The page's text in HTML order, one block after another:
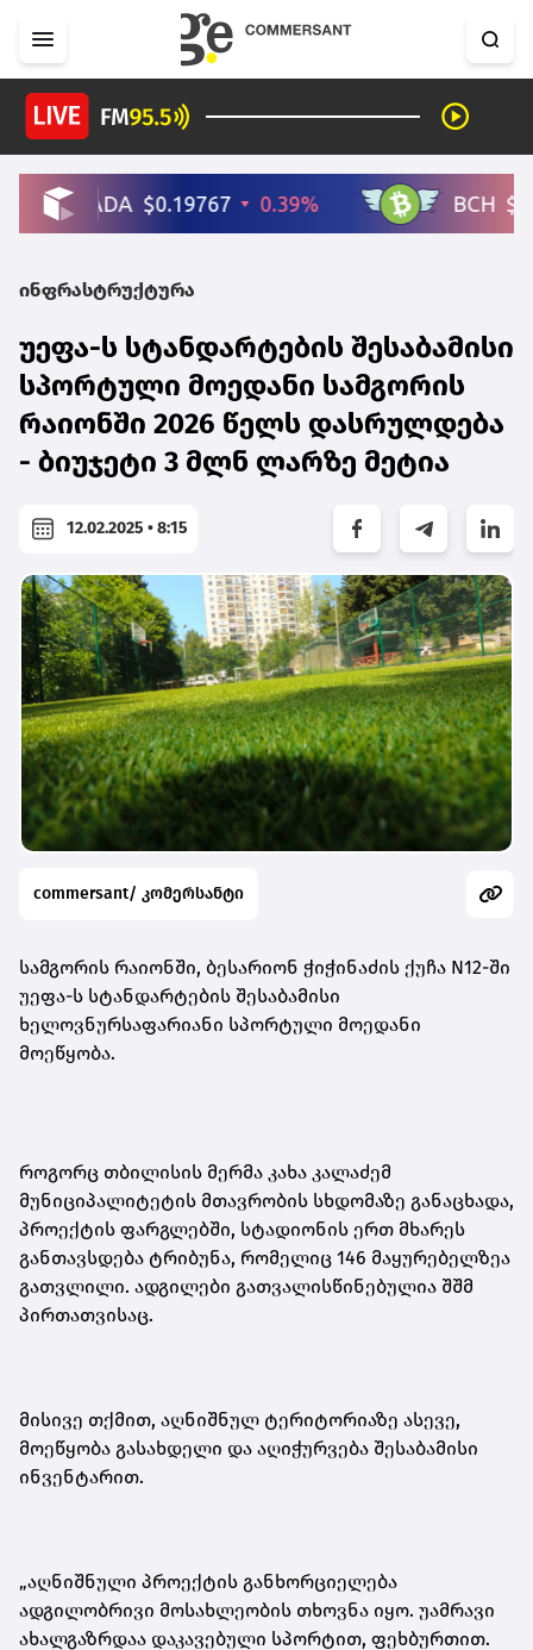
ინფრასტრუქტურა
უეფა-ს სტანდარტების შესაბამისი
სპორტული მოედანი სამგორის
რაიონში 2026 წელს დასრულდება
- ბიუჯეტი 3 მლნ ლარზე მეტია
12.02.2025 • 8:15
commersant/ კომერსანტი
სამგორის რაიონში, ბესარიონ ჭიჭინაძის ქუჩა N12-ში
უეფა-ს სტანდარტების შესაბამისი
ხელოვნურსაფარიანი სპორტული მოედანი
მოეწყობა.
როგორც თბილისის მერმა კახა კალაძემ
მუნიციპალიტეტის მთავრობის სხდომაზე განაცხადა,
პროექტის ფარგლებში, სტადიონის ერთ მხარეს
განთავსდება ტრიბუნა, რომელიც 146 მაყურებელზეა
გათვლილი. ადგილები გათვალისწინებულია შშმ
პირთათვისაც.
მისივე თქმით, აღნიშნულ ტერიტორიაზე ასევე,
მოეწყობა გასახდელი და აღიჭურვება შესაბამისი
ინვენტარით.
„აღნიშნული პროექტის განხორციელება
ადგილობრივი მოსახლეობის თხოვნა იყო. უამრავი
ახალგაზრდაა დაკავებული სპორტით, ფეხბურთით.